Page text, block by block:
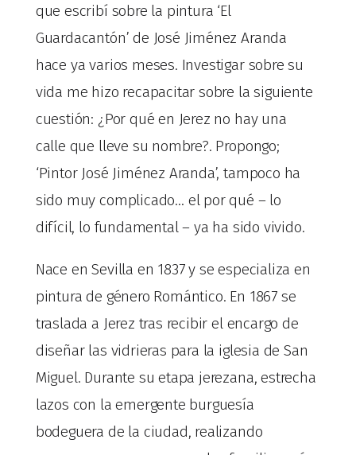
que escribí sobre la pintura ‘El
Guardacantón’ de José Jiménez Aranda
hace ya varios meses. Investigar sobre su
vida me hizo recapacitar sobre la siguiente
cuestión: ¿Por qué en Jerez no hay una
calle que lleve su nombre?. Propongo;
‘Pintor José Jiménez Aranda’, tampoco ha
sido muy complicado… el por qué – lo
difícil, lo fundamental – ya ha sido vivido.
Nace en Sevilla en 1837 y se especializa en
pintura de género Romántico. En 1867 se
traslada a Jerez tras recibir el encargo de
diseñar las vidrieras para la iglesia de San
Miguel. Durante su etapa jerezana, estrecha
lazos con la emergente burguesía
bodeguera de la ciudad, realizando